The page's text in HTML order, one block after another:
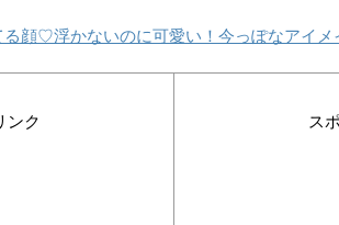
顔♡浮かないのに可愛い！今っぽなアイメ
ンク ス